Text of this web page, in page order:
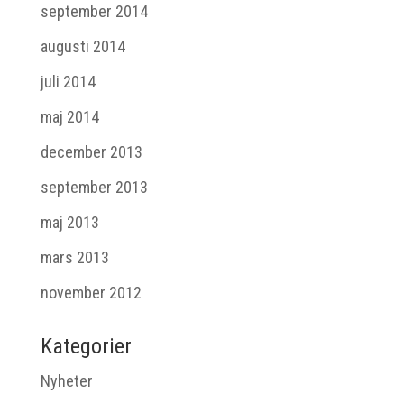
september 2014
augusti 2014
juli 2014
maj 2014
december 2013
september 2013
maj 2013
mars 2013
november 2012
Kategorier
Nyheter